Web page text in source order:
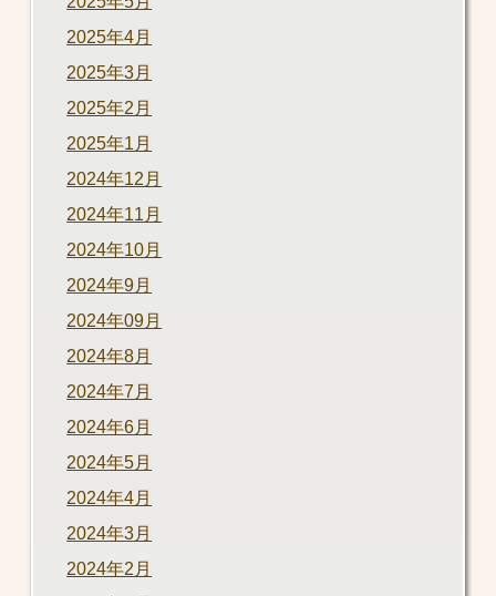
2025年4月
2025年3月
2025年2月
2025年1月
2024年12月
2024年11月
2024年10月
2024年9月
2024年09月
2024年8月
2024年7月
2024年6月
2024年5月
2024年4月
2024年3月
2024年2月